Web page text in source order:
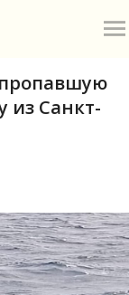
П
из Санкт-